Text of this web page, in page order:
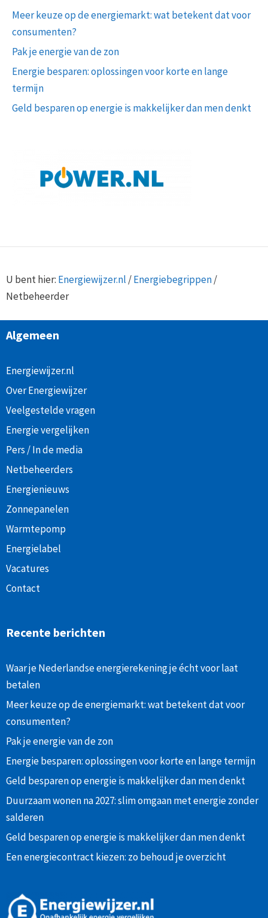
Meer keuze op de energiemarkt: wat betekent dat voor
consumenten?
Pak je energie van de zon
Energie besparen: oplossingen voor korte en lange
termijn
Geld besparen op energie is makkelijker dan men denkt
U bent hier: Energiewijzer.nl /Energiebegrippen/
Netbeheerder
Algemeen
Energiewijzer.nl
Over Energiewijzer
Veelgestelde vragen
Energie vergelijken
Pers / In de media
Netbeheerders
Energienieuws
Zonnepanelen
Warmtepomp
Energielabel
Vacatures
Contact
Recente berichten
Waar je Nederlandse energierekening je écht voor laat
betalen
Meer keuze op de energiemarkt: wat betekent dat voor
consumenten?
Pak je energie van de zon
Energie besparen: oplossingen voor korte en lange termijn
Geld besparen op energie is makkelijker dan men denkt
Duurzaam wonen na 2027: slim omgaan met energie zonder
salderen
Geld besparen op energie is makkelijker dan men denkt
Een energiecontract kiezen: zo behoud je overzicht